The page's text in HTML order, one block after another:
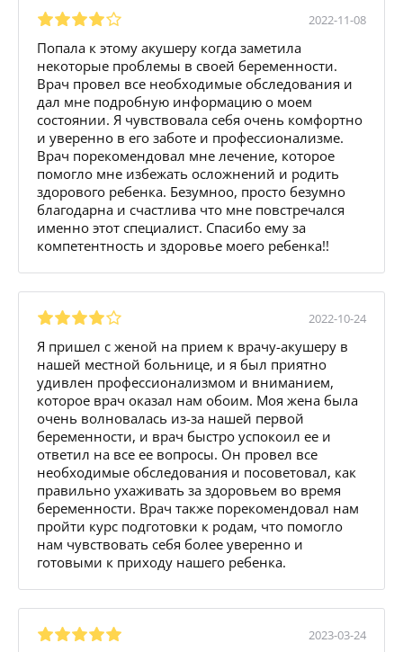
2022-11-08
Попала к этому акушеру когда заметила
некоторые проблемы в своей беременности.
Врач провел все необходимые обследования и
дал мне подробную информацию о моем
состоянии. Я чувствовала себя очень комфортно
и уверенно в его заботе и профессионализме.
Врач порекомендовал мне лечение, которое
помогло мне избежать осложнений и родить
здорового ребенка. Безумноо, просто безумно
благодарна и счастлива что мне повстречался
именно этот специалист. Спасибо ему за
компетентность и здоровье моего ребенка!!
2022-10-24
Я пришел с женой на прием к врачу-акушеру в
нашей местной больнице, и я был приятно
удивлен профессионализмом и вниманием,
которое врач оказал нам обоим. Моя жена была
очень волновалась из-за нашей первой
беременности, и врач быстро успокоил ее и
ответил на все ее вопросы. Он провел все
необходимые обследования и посоветовал, как
правильно ухаживать за здоровьем во время
беременности. Врач также порекомендовал нам
пройти курс подготовки к родам, что помогло
нам чувствовать себя более уверенно и
готовыми к приходу нашего ребенка.
2023-03-24